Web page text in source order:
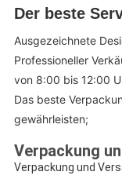
Der beste
Ausgezeichnete
Professioneller
von 8:00 bis 12:00
Das beste
gewährleisten;
Verpackung
Verpackung und